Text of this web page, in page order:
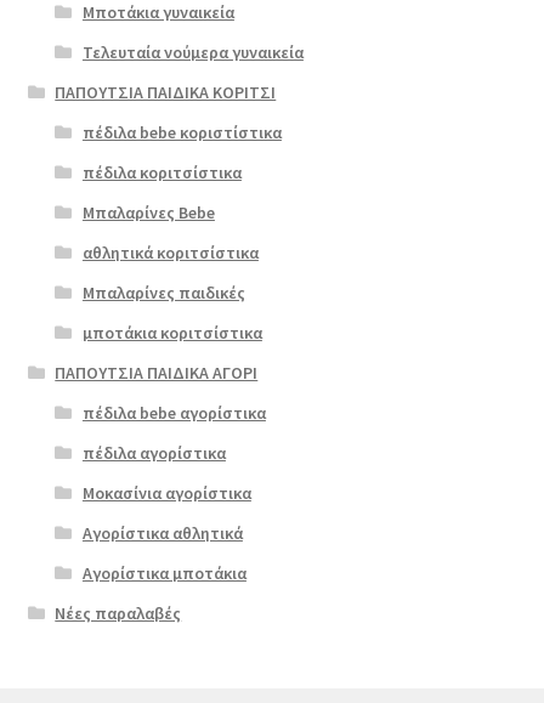
Μποτάκια γυναικεία
Τελευταία νούμερα γυναικεία
ΠΑΠΟΥΤΣΙΑ ΠΑΙΔΙΚΑ ΚΟΡΙΤΣΙ
πέδιλα bebe κοριστίστικα
πέδιλα κοριτσίστικα
Μπαλαρίνες Bebe
αθλητικά κοριτσίστικα
Μπαλαρίνες παιδικές
μποτάκια κοριτσίστικα
ΠΑΠΟΥΤΣΙΑ ΠΑΙΔΙΚΑ ΑΓΟΡΙ
πέδιλα bebe αγορίστικα
πέδιλα αγορίστικα
Μοκασίνια αγορίστικα
Αγορίστικα αθλητικά
Αγορίστικα μποτάκια
Νέες παραλαβές